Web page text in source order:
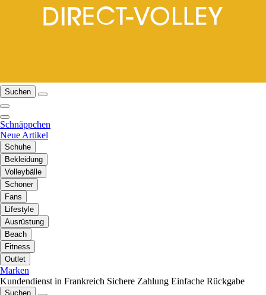
Suchen
Schnäppchen
Neue Artikel
Schuhe
Bekleidung
Volleybälle
Schoner
Fans
Lifestyle
Ausrüstung
Beach
Fitness
Outlet
Marken
Kundendienst in Frankreich Sichere Zahlung Einfache Rückgabe
Suchen